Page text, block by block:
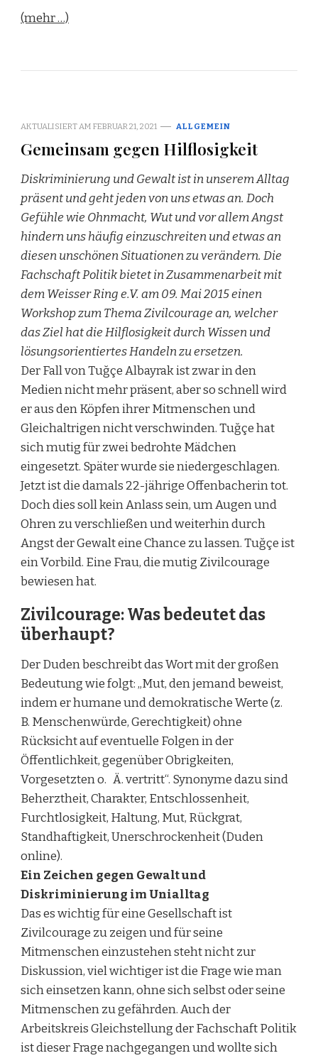
(mehr …)
AKTUALISIERT AM FEBRUAR 21, 2021 ALLGEMEIN
Gemeinsam gegen Hilflosigkeit
Diskriminierung und Gewalt ist in unserem Alltag
präsent und geht jeden von uns etwas an. Doch
Gefühle wie Ohnmacht, Wut und vor allem Angst
hindern uns häufig einzuschreiten und etwas an
diesen unschönen Situationen zu verändern. Die
Fachschaft Politik bietet in Zusammenarbeit mit
dem Weisser Ring e.V. am 09. Mai 2015 einen
Workshop zum Thema Zivilcourage an, welcher
das Ziel hat die Hilflosigkeit durch Wissen und
lösungsorientiertes Handeln zu ersetzen.
Der Fall von Tuğçe Albayrak ist zwar in den
Medien nicht mehr präsent, aber so schnell wird
er aus den Köpfen ihrer Mitmenschen und
Gleichaltrigen nicht verschwinden. Tuğçe hat
sich mutig für zwei bedrohte Mädchen
eingesetzt. Später wurde sie niedergeschlagen.
Jetzt ist die damals 22-jährige Offenbacherin tot.
Doch dies soll kein Anlass sein, um Augen und
Ohren zu verschließen und weiterhin durch
Angst der Gewalt eine Chance zu lassen. Tuğçe ist
ein Vorbild. Eine Frau, die mutig Zivilcourage
bewiesen hat.
Zivilcourage: Was bedeutet das
überhaupt?
Der Duden beschreibt das Wort mit der großen
Bedeutung wie folgt: „Mut, den jemand beweist,
indem er humane und demokratische Werte (z.
B. Menschenwürde, Gerechtigkeit) ohne
Rücksicht auf eventuelle Folgen in der
Öffentlichkeit, gegenüber Obrigkeiten,
Vorgesetzten o. Ä. vertritt“. Synonyme dazu sind
Beherztheit, Charakter, Entschlossenheit,
Furchtlosigkeit, Haltung, Mut, Rückgrat,
Standhaftigkeit, Unerschrockenheit (Duden
online).
Ein Zeichen gegen Gewalt und
Diskriminierung im Unialltag
Das es wichtig für eine Gesellschaft ist
Zivilcourage zu zeigen und für seine
Mitmenschen einzustehen steht nicht zur
Diskussion, viel wichtiger ist die Frage wie man
sich einsetzen kann, ohne sich selbst oder seine
Mitmenschen zu gefährden. Auch der
Arbeitskreis Gleichstellung der Fachschaft Politik
ist dieser Frage nachgegangen und wollte sich